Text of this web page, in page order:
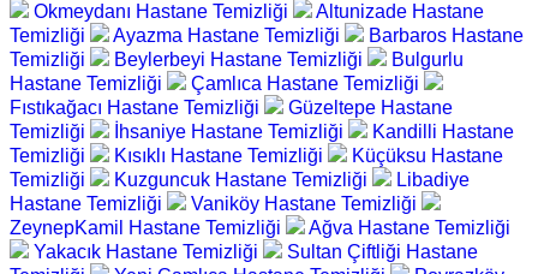
Okmeydanı Hastane Temizliği
Altunizade Hastane
Temizliği
Ayazma Hastane Temizliği
Barbaros Hastane
Temizliği
Beylerbeyi Hastane Temizliği
Bulgurlu
Hastane Temizliği
Çamlıca Hastane Temizliği
Fıstıkağacı Hastane Temizliği
Güzeltepe Hastane
Temizliği
İhsaniye Hastane Temizliği
Kandilli Hastane
Temizliği
Kısıklı Hastane Temizliği
Küçüksu Hastane
Temizliği
Kuzguncuk Hastane Temizliği
Libadiye
Hastane Temizliği
Vaniköy Hastane Temizliği
ZeynepKamil Hastane Temizliği
Ağva Hastane Temizliği
Yakacık Hastane Temizliği
Sultan Çiftliği Hastane